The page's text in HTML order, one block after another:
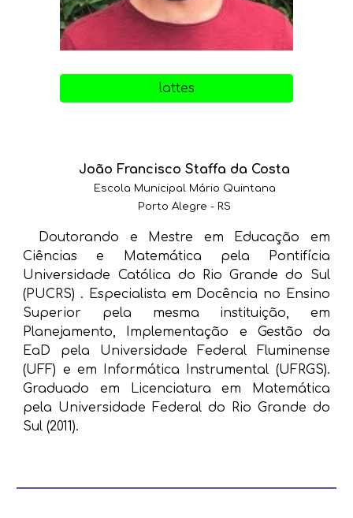
lattes
João Francisco Staffa da Costa
Escola Municipal Mário Quintana
Porto Alegre - RS
Doutorando e Mestre em Educação em
Ciências e Matemática pela Pontifícia
Universidade Católica do Rio Grande do Sul
(PUCRS) . Especialista em Docência no Ensino
Superior pela mesma instituição, em
Planejamento, Implementação e Gestão da
EaD pela Universidade Federal Fluminense
(UFF) e em Informática Instrumental (UFRGS).
Graduado em Licenciatura em Matemática
pela Universidade Federal do Rio Grande do
Sul (2011).